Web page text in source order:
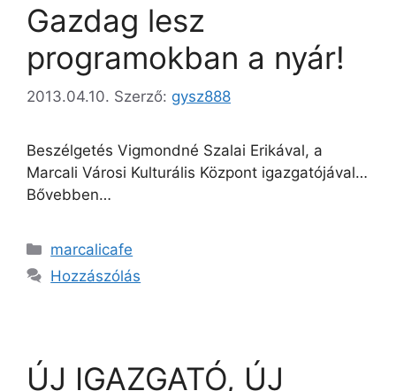
Gazdag lesz
programokban a nyár!
2013.04.10. Szerző: gysz888
Beszélgetés Vigmondné Szalai Erikával, a
Marcali Városi Kulturális Központ igazgatójával…
Bővebben…
marcalicafe
Hozzászólás
ÚJ IGAZGATÓ, ÚJ